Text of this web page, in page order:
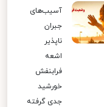
آسیب‌های
جبران
ناپذیر
اشعه
فرابنفش
خورشید
جدی گرفته